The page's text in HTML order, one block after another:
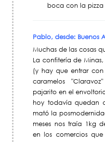
boca con la pizza
Pablo, desde: Buenos
Muchas de las cosas
La confitería de
(y hay que entrar
caramelos
pajarito en el
hoy todavía quedan
mató la
meses nos traía 1kg
en los comercios